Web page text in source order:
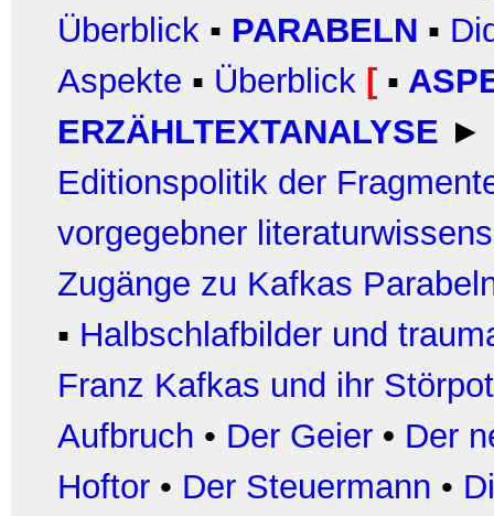
Überblick ▪ PARABELN ▪
Aspekte ▪ Überblick [ ▪
ERZÄHLTEXTANALYSE ►
Editionspolitik der
vorgegebner
Zugänge zu Kafkas
▪ Halbschlafbilder und
Franz Kafkas und ihr
Aufbruch • Der Geier • Der
Hoftor • Der Steuermann •